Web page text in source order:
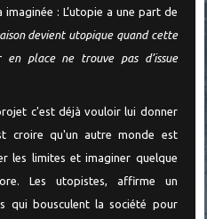
: L’utopie a une part de
devient utopique quand cette
place ne trouve pas d’issue
c'est déjà vouloir lui donner
croire qu'un autre monde est
les limites et imaginer quelque
Les utopistes, affirme un
qui bousculent la société pour